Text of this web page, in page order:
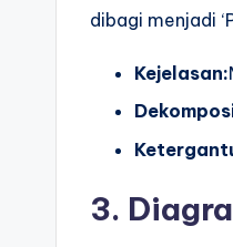
dibagi menjadi
Kejelasan:
3.